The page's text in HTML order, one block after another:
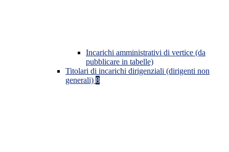
Incarichi amministrativi di vertice (da
pubblicare in tabelle)
Titolari di incarichi dirigenziali (dirigenti non
generali) 8